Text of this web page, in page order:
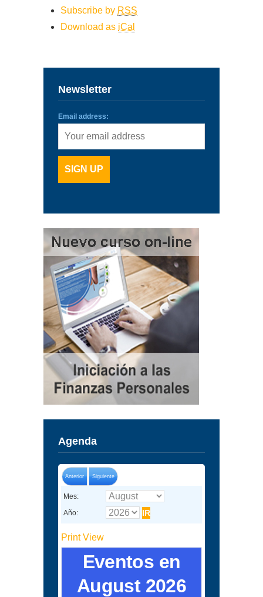
Subscribe by RSS
Download as iCal
Newsletter
Email address:
Agenda
Anterior Siguiente
Mes:
Año:
PrintView
Eventos en
August 2026